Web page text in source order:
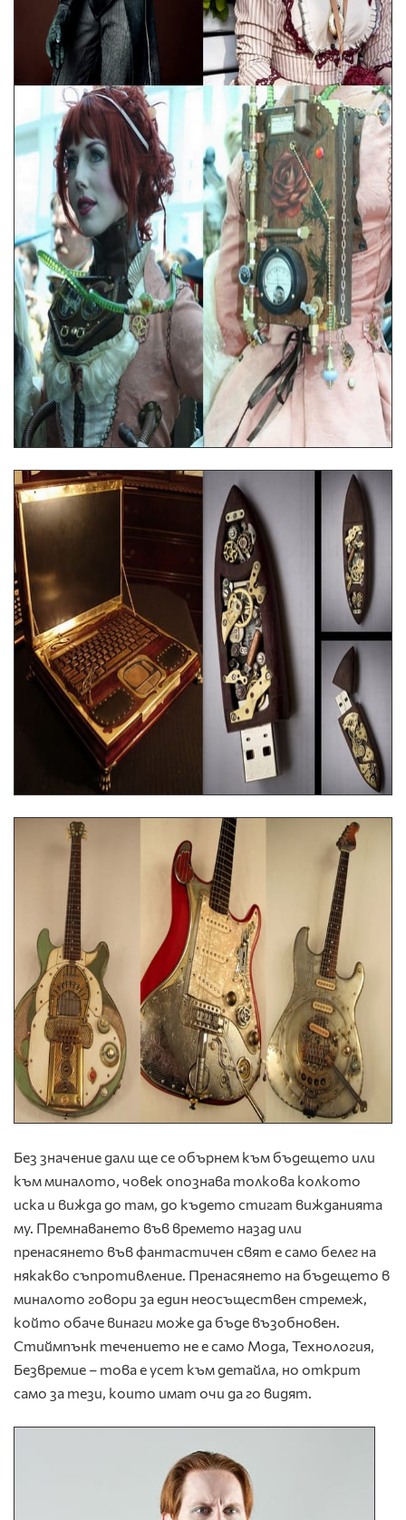
Без значение дали ще се обърнем към бъдещето или
към миналото, човек опознава толкова колкото
иска и вижда до там, до където стигат вижданията
му. Премнаването във времето назад или
пренасянето във фантастичен свят е само белег на
някакво съпротивление. Пренасянето на бъдещето в
миналото говори за един неосъществен стремеж,
който обаче винаги може да бъде възобновен.
Стиймпънк течението не е само Мода, Технология,
Безвремие – това е усет към детайла, но открит
само за тези, които имат очи да го видят.